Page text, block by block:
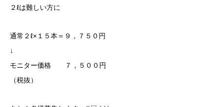
２ℓは難しい方に
通常２ℓ×１５本＝９，７５０円
↓
モニター価格 ７，５００円
（税抜）